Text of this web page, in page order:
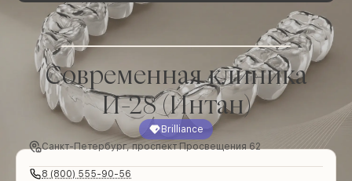
Современная клиника
И-28 (Интан)
Brilliance
Санкт-Петербург, проспект Просвещения 62
8 (800) 555-90-56